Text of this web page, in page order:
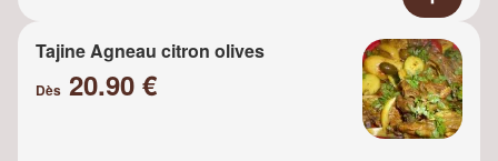
Tajine Agneau citron olives
Dès 20.90 €